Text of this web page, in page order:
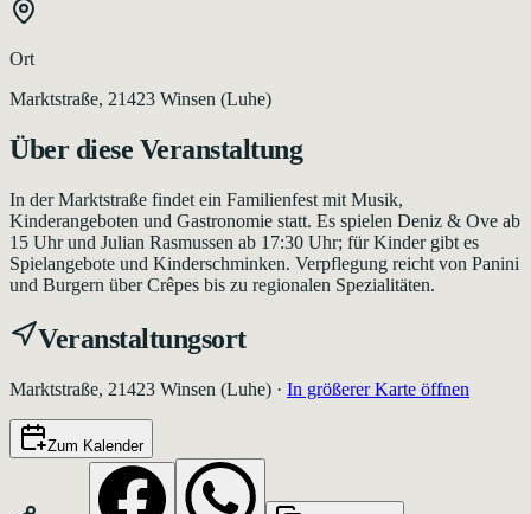
Ort
Marktstraße, 21423 Winsen (Luhe)
Über diese Veranstaltung
In der Marktstraße findet ein Familienfest mit Musik,
Kinderangeboten und Gastronomie statt. Es spielen Deniz & Ove ab
15 Uhr und Julian Rasmussen ab 17:30 Uhr; für Kinder gibt es
Spielangebote und Kinderschminken. Verpflegung reicht von Panini
und Burgern über Crêpes bis zu regionalen Spezialitäten.
Veranstaltungsort
Marktstraße, 21423 Winsen (Luhe) · In größerer Karte öffnen
Zum Kalender